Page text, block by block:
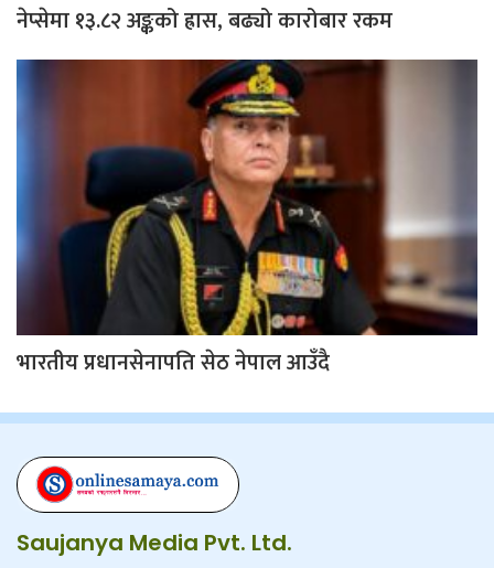
नेप्सेमा १३.८२ अङ्कको ह्रास, बढ्यो कारोबार रकम
भारतीय प्रधानसेनापति सेठ नेपाल आउँदै
Saujanya Media Pvt. Ltd.